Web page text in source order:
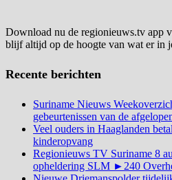
Download nu de regionieuws.tv app
blijf altijd op de hoogte van wat er in
Recente berichten
Suriname Nieuws
gebeurtenissen van de
Veel ouders in Haaglanden
kinderopvang
Regionieuws TV Suriname 8
opheldering SLM ►240